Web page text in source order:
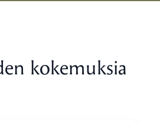
kokemuksia